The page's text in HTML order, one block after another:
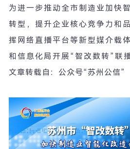
为进一步推动全市制造业加快
转型，提升企业核心竞争力和
挥网络直播平台等新型媒介载
和信息化局开展 “ 智改数转 ” 联
文章转载自：公众号“苏州公信”